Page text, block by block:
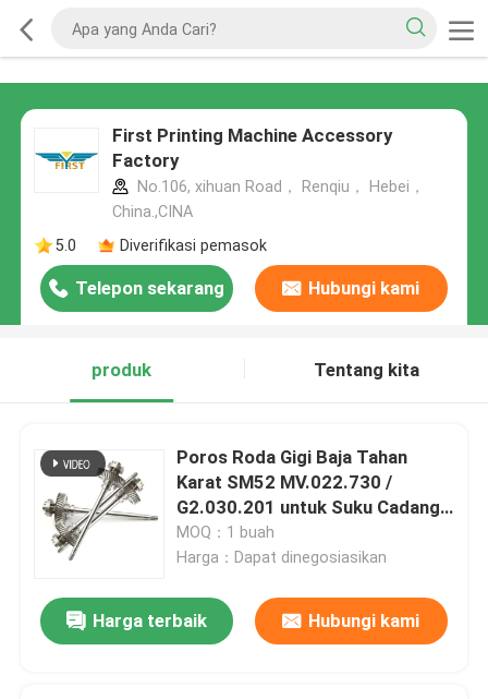
First Printing Machine Accessory
Factory
No.106, xihuan Road， Renqiu， Hebei，
China.,CINA
5.0
Diverifikasi pemasok
Telepon sekarang Hubungi kami
produk Tentang kita
Poros Roda Gigi Baja Tahan
Karat SM52 MV.022.730 /
G2.030.201 untuk Suku Cadang
Mesin Cetak Heidelberg
MOQ：1 buah
Harga：Dapat dinegosiasikan
Harga terbaik Hubungi kami